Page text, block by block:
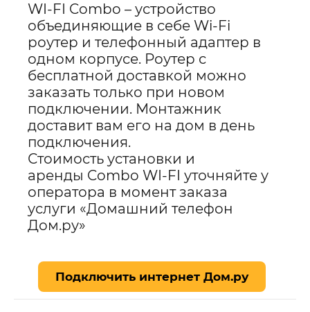
WI-FI Combo – устройство
объединяющие в себе Wi-Fi
роутер и телефонный адаптер в
одном корпусе. Роутер с
бесплатной доставкой можно
заказать только при новом
подключении. Монтажник
доставит вам его на дом в день
подключения.
Стоимость установки и
аренды Combo WI-FI уточняйте у
оператора в момент заказа
услуги «Домашний телефон
Дом.ру»
Подключить интернет Дом.ру